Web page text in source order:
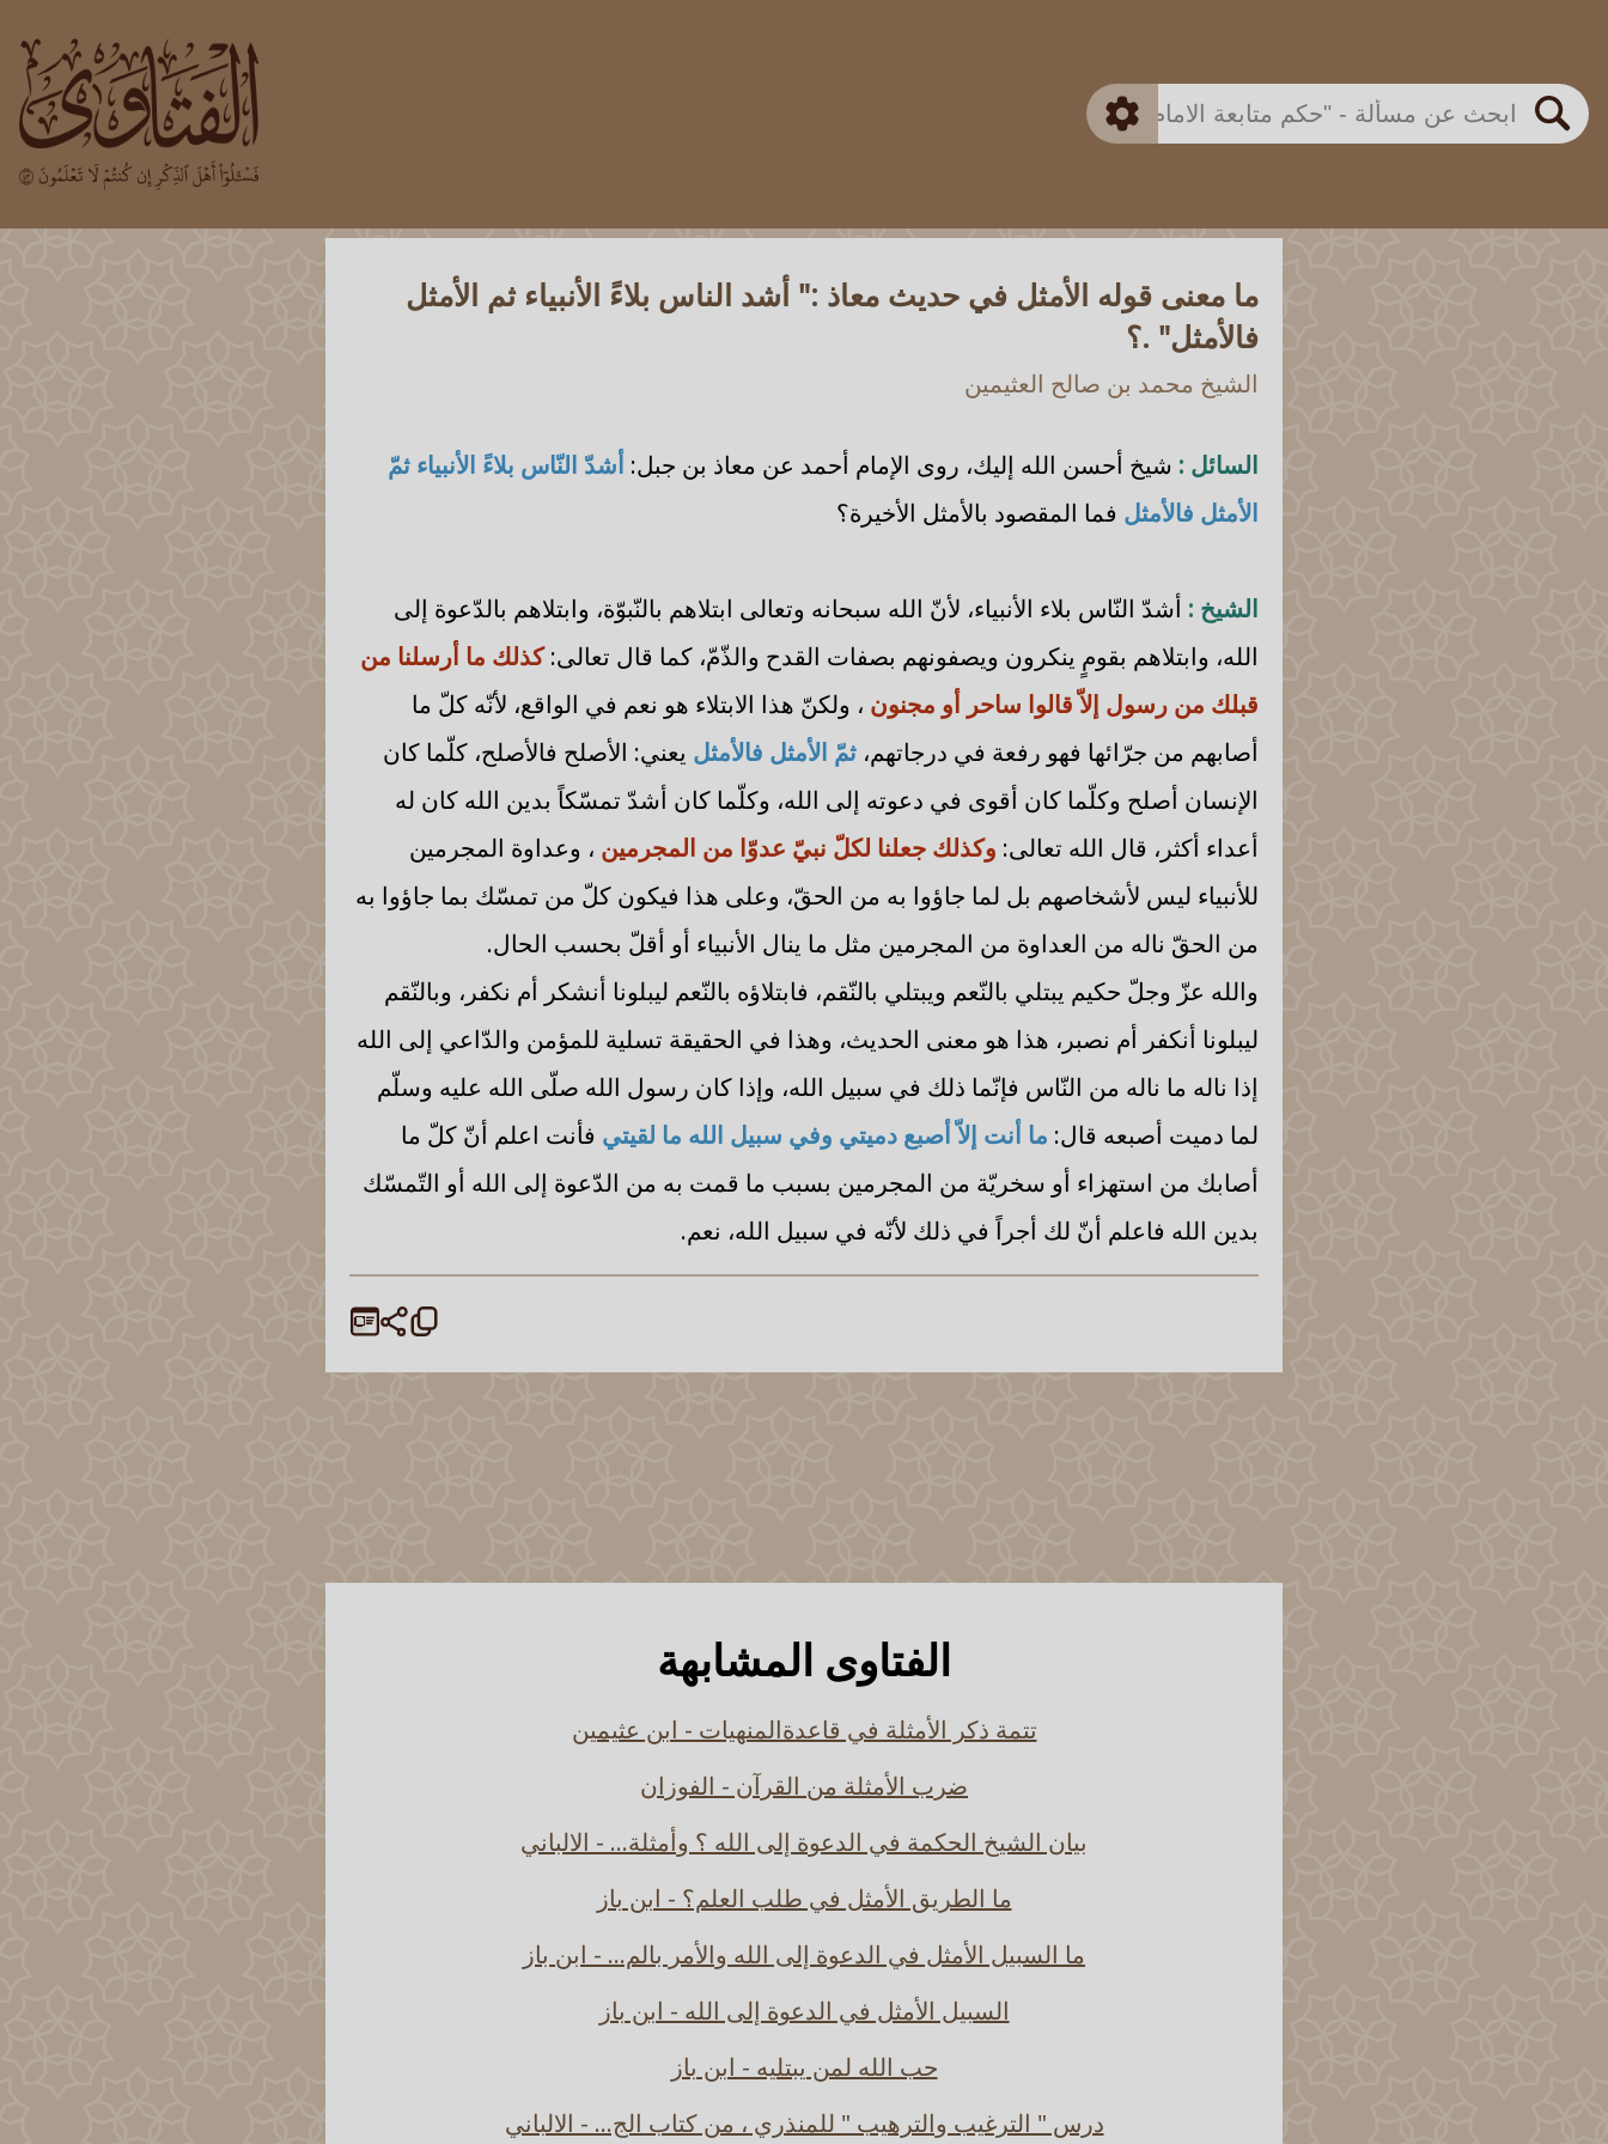
بحث
اللجنة الدائمة
متقدم
ما معنى قوله الأمثل في حديث معاذ :" أشد الناس بلاءً الأنبياء ثم الأمثل
فالأمثل" .؟
الشيخ محمد بن صالح العثيمين
السائل : شيخ أحسن الله إليك، روى الإمام أحمد عن معاذ بن جبل: أشدّ النّاس بلاءً الأنبياء ثمّ
الأمثل فالأمثل فما المقصود بالأمثل الأخيرة؟
الشيخ : أشدّ النّاس بلاء الأنبياء، لأنّ الله سبحانه وتعالى ابتلاهم بالنّبوّة، وابتلاهم بالدّعوة إلى
الله، وابتلاهم بقومٍ ينكرون ويصفونهم بصفات القدح والذّمّ، كما قال تعالى:كذلك ما أرسلنا من
قبلك من رسول إلاّ قالوا ساحر أو مجنون ، ولكنّ هذا الابتلاء هو نعم في الواقع، لأنّه كلّ ما
أصابهم من جرّائها فهو رفعة في درجاتهم، ثمّ الأمثل فالأمثل يعني: الأصلح فالأصلح، كلّما كان
الإنسان أصلح وكلّما كان أقوى في دعوته إلى الله، وكلّما كان أشدّ تمسّكاً بدين الله كان له
أعداء أكثر، قال الله تعالى: وكذلك جعلنا لكلّ نبيّ عدوّا من المجرمين ، وعداوة المجرمين
للأنبياء ليس لأشخاصهم بل لما جاؤوا به من الحقّ، وعلى هذا فيكون كلّ من تمسّك بما جاؤوا به
من الحقّ ناله من العداوة من المجرمين مثل ما ينال الأنبياء أو أقلّ بحسب الحال.
والله عزّ وجلّ حكيم يبتلي بالنّعم ويبتلي بالنّقم، فابتلاؤه بالنّعم ليبلونا أنشكر أم نكفر، وبالنّقم
ليبلونا أنكفر أم نصبر، هذا هو معنى الحديث، وهذا في الحقيقة تسلية للمؤمن والدّاعي إلى الله
إذا ناله ما ناله من النّاس فإنّما ذلك في سبيل الله، وإذا كان رسول الله صلّى الله عليه وسلّم
لما دميت أصبعه قال: ما أنت إلاّ أصبع دميتي وفي سبيل الله ما لقيتي فأنت اعلم أنّ كلّ ما
أصابك من استهزاء أو سخريّة من المجرمين بسبب ما قمت به من الدّعوة إلى الله أو التّمسّك
بدين الله فاعلم أنّ لك أجراً في ذلك لأنّه في سبيل الله، نعم.
الفتاوى المشابهة
تتمة ذكر الأمثلة في قاعدةالمنهيات - ابن عثيمين
ضرب الأمثلة من القرآن - الفوزان
بيان الشيخ الحكمة في الدعوة إلى الله ؟ وأمثلة... - الالباني
ما الطريق الأمثل في طلب العلم؟ - ابن باز
ما السبيل الأمثل في الدعوة إلى الله والأمر بالم... - ابن باز
السبيل الأمثل في الدعوة إلى الله - ابن باز
حب الله لمن يبتليه - ابن باز
درس " الترغيب والترهيب " للمنذري ، من كتاب الج... - الالباني